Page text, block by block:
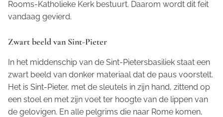
Rooms-Katholieke Kerk bestuurt. Daarom wordt dit feit
vandaag gevierd.
Zwart beeld van Sint-Pieter
In het middenschip van de Sint-Pietersbasiliek staat een
zwart beeld van donker materiaal dat de paus voorstelt.
Het is Sint-Pieter, met de sleutels in zijn hand, zittend op
een stoel en met zijn voet ter hoogte van de lippen van
de gelovigen. En alle pelgrims die naar Rome komen,